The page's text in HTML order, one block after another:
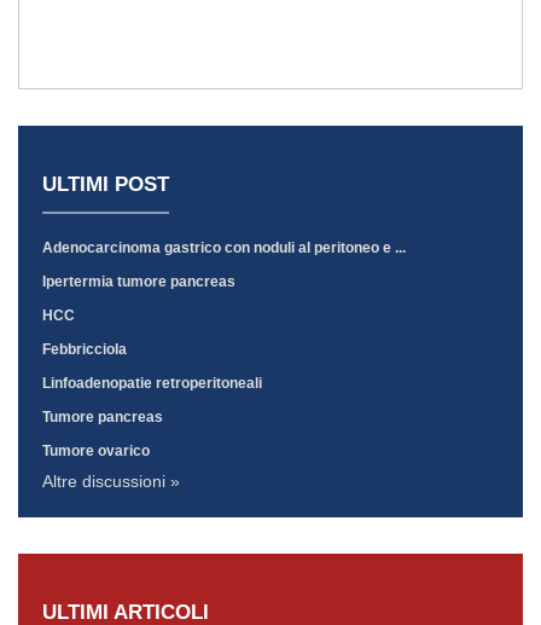
ULTIMI POST
Adenocarcinoma gastrico con noduli al peritoneo e ...
Ipertermia tumore pancreas
HCC
Febbricciola
Linfoadenopatie retroperitoneali
Tumore pancreas
Tumore ovarico
Altre discussioni »
ULTIMI ARTICOLI